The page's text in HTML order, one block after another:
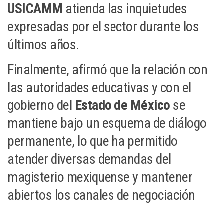
USICAMM atienda las inquietudes
expresadas por el sector durante los
últimos años.
Finalmente, afirmó que la relación con
las autoridades educativas y con el
gobierno del Estado de México se
mantiene bajo un esquema de diálogo
permanente, lo que ha permitido
atender diversas demandas del
magisterio mexiquense y mantener
abiertos los canales de negociación